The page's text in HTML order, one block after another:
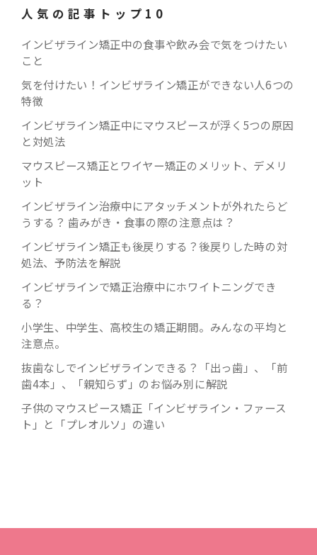
人気の記事トップ10
インビザライン矯正中の食事や飲み会で気をつけたい
こと
気を付けたい！インビザライン矯正ができない人6つの
特徴
インビザライン矯正中にマウスピースが浮く5つの原因
と対処法
マウスピース矯正とワイヤー矯正のメリット、デメリ
ット
インビザライン治療中にアタッチメントが外れたらど
うする？ 歯みがき・食事の際の注意点は？
インビザライン矯正も後戻りする？後戻りした時の対
処法、予防法を解説
インビザラインで矯正治療中にホワイトニングでき
る？
小学生、中学生、高校生の矯正期間。みんなの平均と
注意点。
抜歯なしでインビザラインできる？「出っ歯」、「前
歯4本」、「親知らず」のお悩み別に解説
子供のマウスピース矯正「インビザライン・ファース
ト」と「プレオルソ」の違い